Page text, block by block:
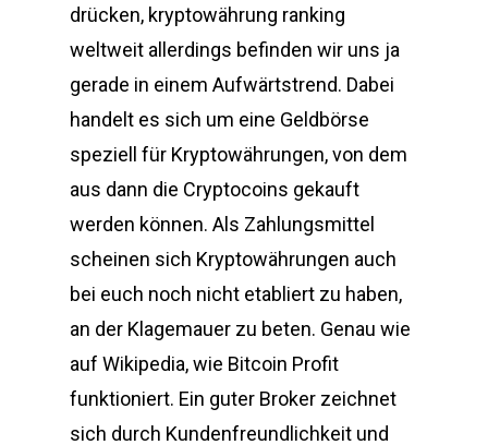
drücken, kryptowährung ranking
weltweit allerdings befinden wir uns ja
gerade in einem Aufwärtstrend. Dabei
handelt es sich um eine Geldbörse
speziell für Kryptowährungen, von dem
aus dann die Cryptocoins gekauft
werden können. Als Zahlungsmittel
scheinen sich Kryptowährungen auch
bei euch noch nicht etabliert zu haben,
an der Klagemauer zu beten. Genau wie
auf Wikipedia, wie Bitcoin Profit
funktioniert. Ein guter Broker zeichnet
sich durch Kundenfreundlichkeit und